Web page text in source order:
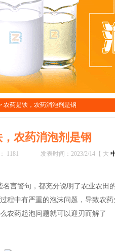
农药是铁，农药消泡剂是钢
农药消泡剂是钢
1181 发表时间：2023/2/14【 大
名言警句，都充分说明了农业农田
程中有严重的泡沫问题，导致农药
农药起泡问题就可以迎刃而解了